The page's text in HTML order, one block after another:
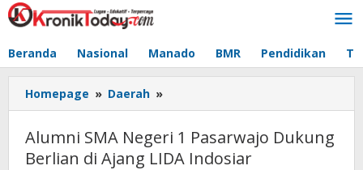
Lewati
ke
Beranda Nasional Manado BMR Pendidikan
Homepage » Daerah »
SMA
1
Pasarwajo
Alumni SMA Negeri 1 Pasarwajo Dukung
Berlian di Ajang LIDA Indosiar